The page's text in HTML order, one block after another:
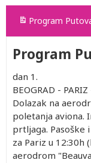
Program
Program
dan 1.
BEOGRAD -
Dolazak na
poletanja aviona.
prtljaga. Pasoške
za Pariz u 12:30h
aerodrom